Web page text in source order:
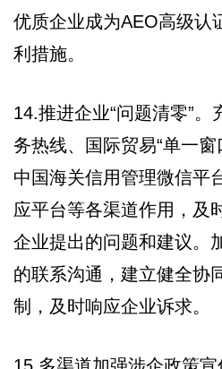
优质企业成为AEO高级认
利措施。
14.推进企业“问题清零”。
务热线、国际贸易“单一窗
中国海关信用管理微信平
应平台等各渠道作用，及
企业提出的问题和建议。
的联系沟通，建立健全协
制，及时响应企业诉求。